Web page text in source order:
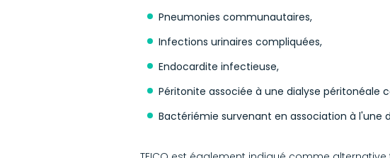
Pneumonies communautaires,
Infections urinaires compliquées,
Endocardite infectieuse,
Péritonite associée à une dialyse péritonéale
Bactériémie survenant en association à l'une